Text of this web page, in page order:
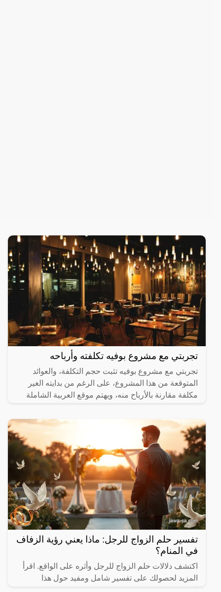
تجربتي مع مشروع بوفيه تكلفته وأرباحه
تجربتي مع مشروع بوفيه تثبت حجم التكلفة، والعوائد
المتوقعة من هذا المشروع، على الرغم من بدايته الغير
مكلفة مقارنة بالأرباح منه، ويهتم موقع العربية الشاملة
تفسير حلم الزواج للرجل: ماذا يعني رؤية الزفاف
في المنام؟
اكتشف دلالات حلم الزواج للرجل وأثره على الواقع. اقرأ
المزيد لحصولك على تفسير شامل ومفيد حول هذا